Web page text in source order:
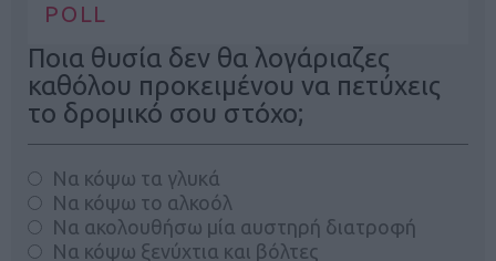
POLL
Ποια θυσία δεν θα λογάριαζες
καθόλου προκειμένου να πετύχεις
το δρομικό σου στόχο;
Να κόψω τα γλυκά
Να κόψω το αλκοόλ
Να ακολουθήσω μία αυστηρή διατροφή
Να κόψω ξενύχτια και βόλτες